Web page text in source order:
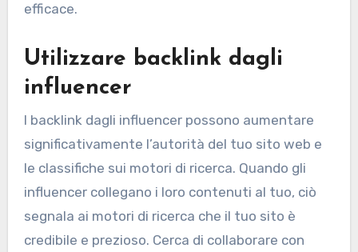
efficace.
Utilizzare backlink dagli
influencer
I backlink dagli influencer possono aumentare
significativamente l’autorità del tuo sito web e
le classifiche sui motori di ricerca. Quando gli
influencer collegano i loro contenuti al tuo, ciò
segnala ai motori di ricerca che il tuo sito è
credibile e prezioso. Cerca di collaborare con